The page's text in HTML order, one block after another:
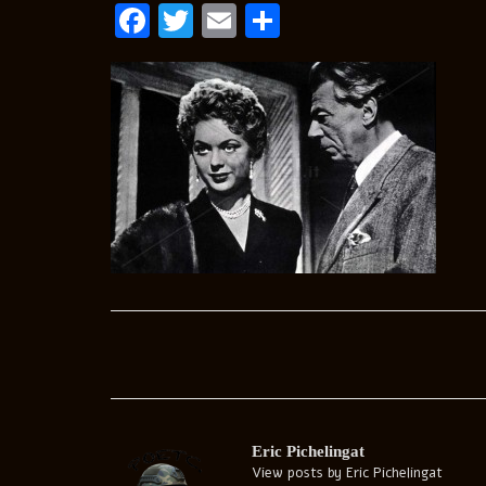
Facebook
Twitter
Email
Eric Pichelingat
View posts by Eric Pichelingat